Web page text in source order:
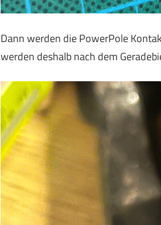
Dann werden die PowerPole
werden deshalb nach dem